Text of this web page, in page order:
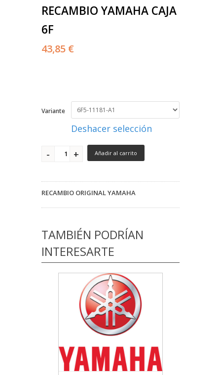
RECAMBIO YAMAHA CAJA
6F
43,85 €
Variante
Deshacer selección
Añadir al carrito
RECAMBIO ORIGINAL YAMAHA
TAMBIÉN PODRÍAN
INTERESARTE